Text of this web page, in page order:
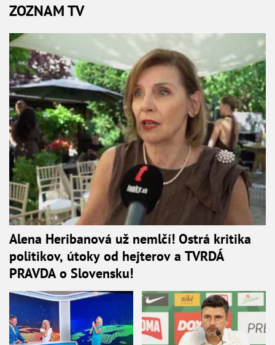
ZOZNAM TV
Alena Heribanová už nemlčí! Ostrá kritika
politikov, útoky od hejterov a TVRDÁ
PRAVDA o Slovensku!